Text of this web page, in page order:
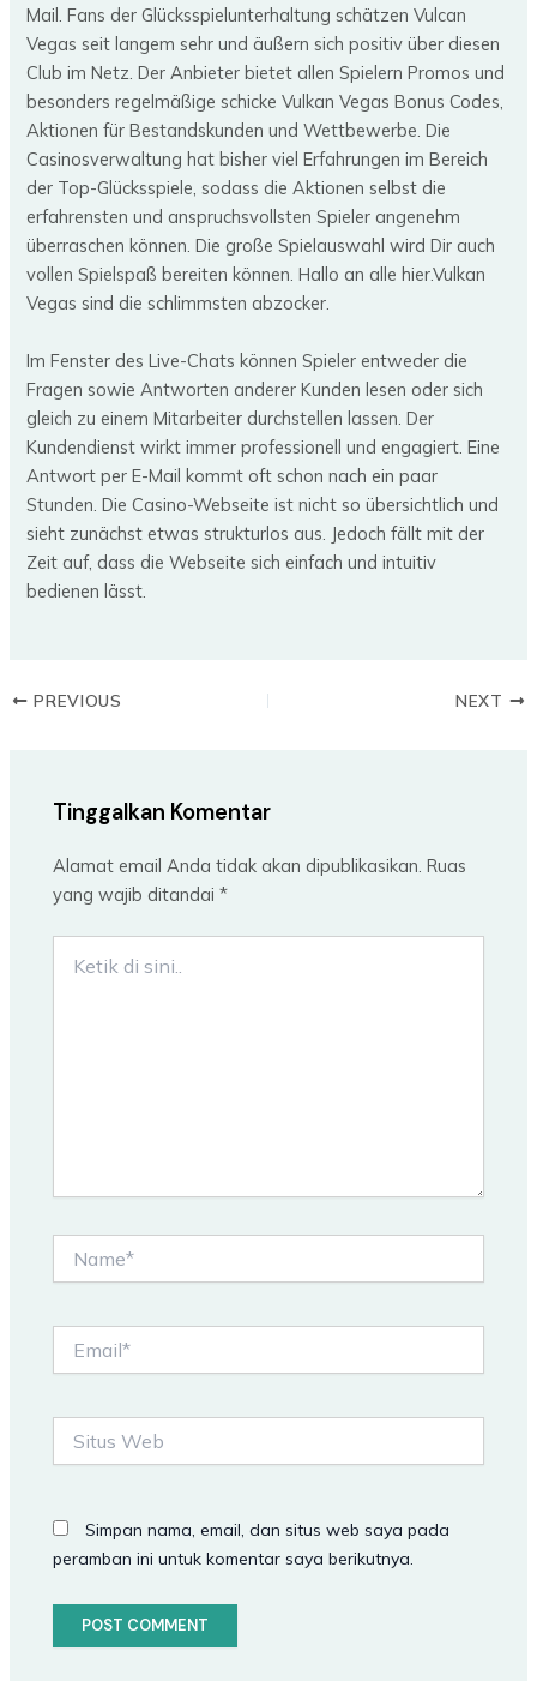
Mail. Fans der Glücksspielunterhaltung schätzen Vulcan
Vegas seit langem sehr und äußern sich positiv über diesen
Club im Netz. Der Anbieter bietet allen Spielern Promos und
besonders regelmäßige schicke Vulkan Vegas Bonus Codes,
Aktionen für Bestandskunden und Wettbewerbe. Die
Casinosverwaltung hat bisher viel Erfahrungen im Bereich
der Top-Glücksspiele, sodass die Aktionen selbst die
erfahrensten und anspruchsvollsten Spieler angenehm
überraschen können. Die große Spielauswahl wird Dir auch
vollen Spielspaß bereiten können. Hallo an alle hier.Vulkan
Vegas sind die schlimmsten abzocker.
Im Fenster des Live-Chats können Spieler entweder die
Fragen sowie Antworten anderer Kunden lesen oder sich
gleich zu einem Mitarbeiter durchstellen lassen. Der
Kundendienst wirkt immer professionell und engagiert. Eine
Antwort per E-Mail kommt oft schon nach ein paar
Stunden. Die Casino-Webseite ist nicht so übersichtlich und
sieht zunächst etwas strukturlos aus. Jedoch fällt mit der
Zeit auf, dass die Webseite sich einfach und intuitiv
bedienen lässt.
PREVIOUS NEXT
Tinggalkan Komentar
Alamat email Anda tidak akan dipublikasikan. Ruas
yang wajib ditandai*
Web
Simpan nama, email, dan situs web saya pada
peramban ini untuk komentar saya berikutnya.